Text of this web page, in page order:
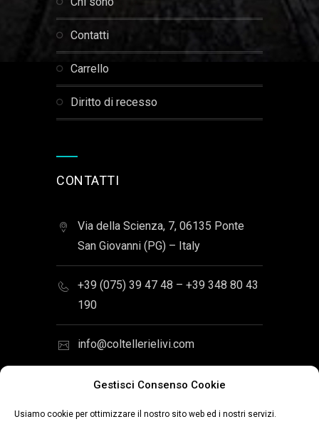
Gestisci Consenso Cookie
Usiamo cookie per ottimizzare il nostro sito web ed i nostri servizi.
contatti
carrello
diritto di recesso
CONTATTI
Via della Scienza, 7, 06135 Ponte
San Giovanni (PG) – Italy
+39 (075) 39 47 48 – +39 348 80 43
190
info@coltellerielivi.com